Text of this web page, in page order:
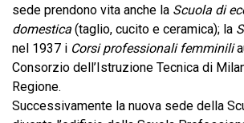
sede prendono vita anche la Scuola di
domestica (taglio, cucito e ceramica); la
nel 1937 i Corsi professionali femminili
Consorzio dell’Istruzione Tecnica di
Regione.
Successivamente la nuova sede della